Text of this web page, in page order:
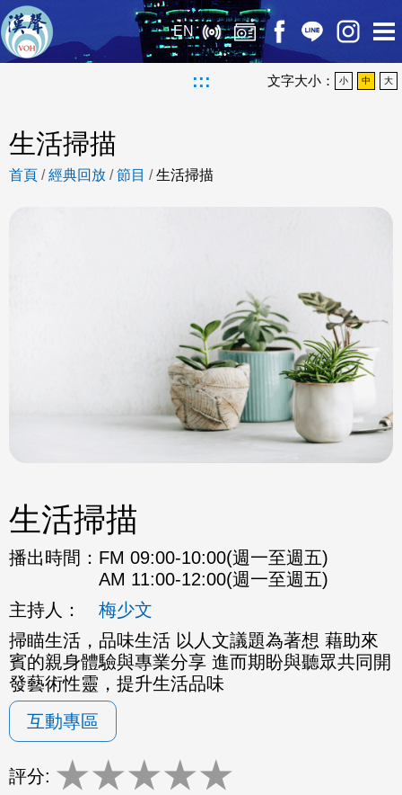
EN
::: 文字大小： 小 中 大
生活掃描
首頁 /經典回放 /節目 /生活掃描
生活掃描
播出時間： FM 09:00-10:00(週一至週五)
AM 11:00-12:00(週一至週五)
主持人：
梅少文
掃瞄生活，品味生活 以人文議題為著想 藉助來
賓的親身體驗與專業分享 進而期盼與聽眾共同開
發藝術性靈，提升生活品味
互動專區
評分: ★★★★★